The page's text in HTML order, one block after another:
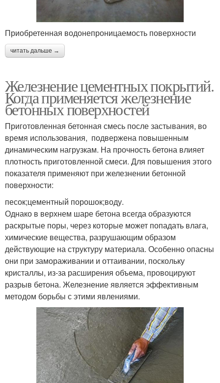
Приобретенная водонепроницаемость поверхности
читать дальше →
Железнение цементных покрытий.
Когда применяется железнение
бетонных поверхностей
Приготовленная бетонная смесь после застывания, во
время использования, подвержена повышенным
динамическим нагрузкам. На прочность бетона влияет
плотность приготовленной смеси. Для повышения этого
показателя применяют при железнении бетонной
поверхности:
песок;цементный порошок;воду.
Однако в верхнем шаре бетона всегда образуются
раскрытые поры, через которые может попадать влага,
химические вещества, разрушающим образом
действующие на структуру материала. Особенно опасны
они при замораживании и оттаивании, поскольку
кристаллы, из-за расширения объема, провоцируют
разрыв бетона. Железнение является эффективным
методом борьбы с этими явлениями.